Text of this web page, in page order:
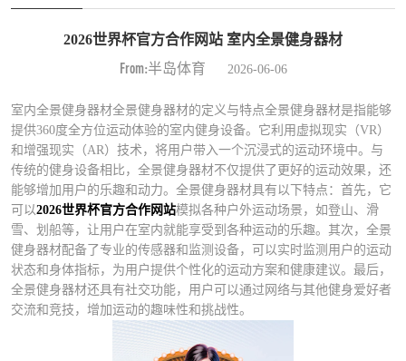
2026世界杯官方合作网站 室内全景健身器材
From:半岛体育 2026-06-06
室内全景健身器材全景健身器材的定义与特点全景健身器材是指能够
提供360度全方位运动体验的室内健身设备。它利用虚拟现实（VR）
和增强现实（AR）技术，将用户带入一个沉浸式的运动环境中。与
传统的健身设备相比，全景健身器材不仅提供了更好的运动效果，还
能够增加用户的乐趣和动力。全景健身器材具有以下特点：首先，它
可以2026世界杯官方合作网站模拟各种户外运动场景，如登山、滑
雪、划船等，让用户在室内就能享受到各种运动的乐趣。其次，全景
健身器材配备了专业的传感器和监测设备，可以实时监测用户的运动
状态和身体指标，为用户提供个性化的运动方案和健康建议。最后，
全景健身器材还具有社交功能，用户可以通过网络与其他健身爱好者
交流和竞技，增加运动的趣味性和挑战性。